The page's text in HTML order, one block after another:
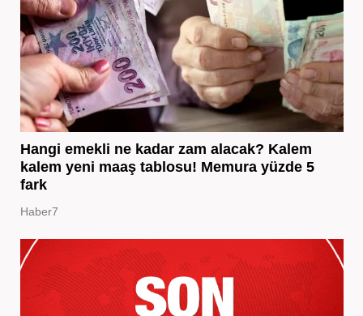
Hangi emekli ne kadar zam alacak? Kalem
kalem yeni maaş tablosu! Memura yüzde 5
fark
Haber7